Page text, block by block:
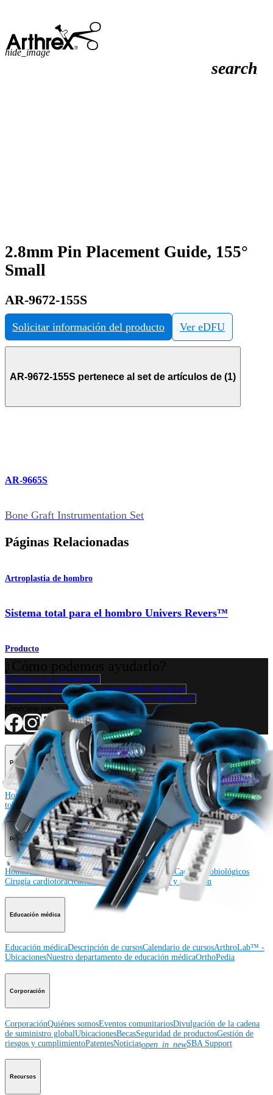
search
hide_image
2.8mm Pin Placement Guide, 155°
Small
AR-9672-155S
Solicitar información del producto Ver eDFU
AR-9672-155S pertenece al set de artículos de (1)
AR-9665S
Bone Graft Instrumentation Set
Páginas Relacionadas
Artroplastia de hombro
Sistema total para el hombro Univers Revers™
Producto
Contacte a un representante
Ver eventos, laboratorios y oportunidades educativas
Regístrese para recibir: ¿Qué hay de nuevo en Arthrex?
Conéctese con nosotros
Procedimiento
Hombro RodillaCodoMano y muñecaPie y
tobillo
CaderaOrtobiológicosCirugía cardiotorácicaColumna vertebral
Producto
HombroRodillaCodoMano y muñecaPie y tobilloCaderaOrtobiológicos
Cirugía cardiotorácicaColumna vertebralImagen y resección
Educación médica
Educación médicaDescripción de cursosCalendario de cursosArthroLab™ -
UbicacionesNuestro departamento de educación médicaOrthoPedia
Corporación
CorporaciónQuiénes somosEventos comunitariosDivulgación de la cadena
de suministro globalUbicacionesBecasSeguridad de productosGestión de
riesgos y cumplimientoPatentesNoticiasopen_in_newSBA Support
Recursos